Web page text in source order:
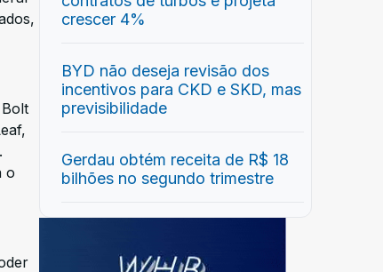
o
crescer 4%
BYD não deseja revisão dos
incentivos para CKD e SKD, mas
previsibilidade
Gerdau obtém receita de R$ 18
bilhões no segundo trimestre